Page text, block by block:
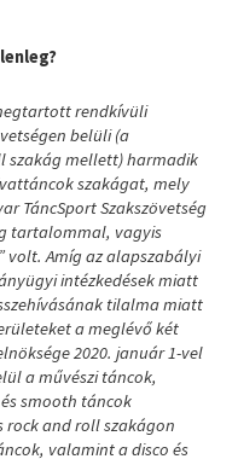
rendkívüli
belüli (a
szakág mellett) harmadik
szakágat, mely
TáncSport Szakszövetség
tartalommal, vagyis
volt. Amíg az alapszabályi
intézkedések miatt
tilalma miatt
a meglévő két
2020. január 1-vel
a művészi táncok,
smooth táncok
and roll szakágon
valamint a disco és